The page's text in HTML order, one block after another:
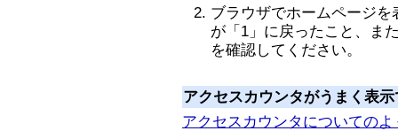
ブラウザでホームページ
が「1」に戻ったこと、ま
を確認してください。
アクセスカウンタがうまく表
アクセスカウンタについての